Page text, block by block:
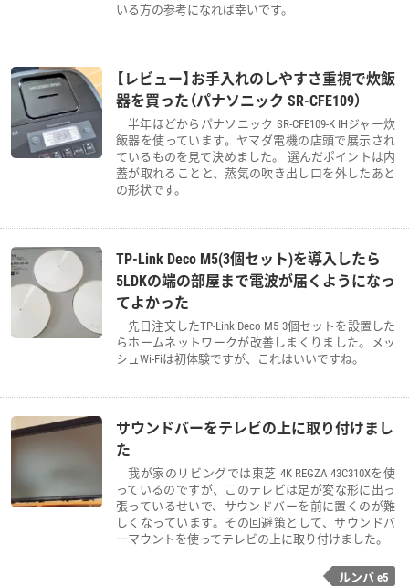
いる方の参考になれば幸いです。
【レビュー】お手入れのしやすさ重視で炊飯
器を買った（パナソニック SR-CFE109）
半年ほどからパナソニック SR-CFE109-K IHジャー炊
飯器を使っています。ヤマダ電機の店頭で展示され
ているものを見て決めました。 選んだポイントは内
蓋が取れることと、蒸気の吹き出し口を外したあと
の形状です。
TP-Link Deco M5(3個セット)を導入したら
5LDKの端の部屋まで電波が届くようになっ
てよかった
先日注文したTP-Link Deco M5 3個セットを設置した
らホームネットワークが改善しまくりました。メッ
シュWi-Fiは初体験ですが、これはいいですね。
サウンドバーをテレビの上に取り付けまし
た
我が家のリビングでは東芝 4K REGZA 43C310Xを使
っているのですが、このテレビは足が変な形に出っ
張っているせいで、サウンドバーを前に置くのが難
しくなっています。その回避策として、サウンドバ
ーマウントを使ってテレビの上に取り付けました。
ルンバ e5